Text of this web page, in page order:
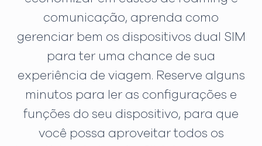
comunicação, aprenda como
gerenciar bem os dispositivos dual SIM
para ter uma chance de sua
experiência de viagem. Reserve alguns
minutos para ler as configurações e
funções do seu dispositivo, para que
você possa aproveitar todos os